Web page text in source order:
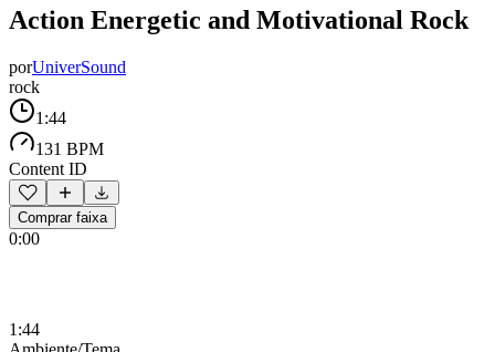
Action Energetic and Motivational Rock
porUniverSound
rock
1:44
131 BPM
Content ID
Comprar faixa
0:00
1:44